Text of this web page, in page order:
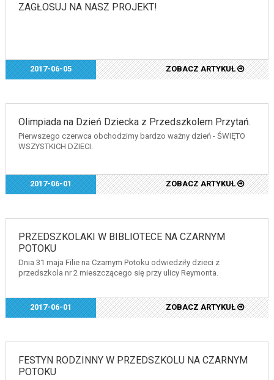
ZAGŁOSUJ NA NASZ PROJEKT!
2017-06-05 ZOBACZ ARTYKUŁ
Olimpiada na Dzień Dziecka z Przedszkolem Przytań.
Pierwszego czerwca obchodzimy bardzo ważny dzień - ŚWIĘTO
WSZYSTKICH DZIECI.
2017-06-01 ZOBACZ ARTYKUŁ
PRZEDSZKOLAKI W BIBLIOTECE NA CZARNYM
POTOKU
Dnia 31 maja Filie na Czarnym Potoku odwiedziły dzieci z
przedszkola nr 2 mieszczącego się przy ulicy Reymonta.
2017-06-01 ZOBACZ ARTYKUŁ
FESTYN RODZINNY W PRZEDSZKOLU NA CZARNYM
POTOKU